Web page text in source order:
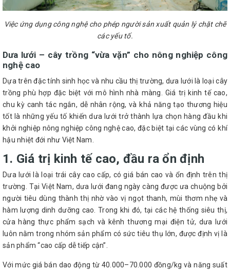
Việc ứng dụng công nghệ cho phép người sản xuất quản lý chặt chẽ
các yếu tố.
Dưa lưới – cây trồng “vừa vặn” cho nông nghiệp công
nghệ cao
Dựa trên đặc tính sinh học và nhu cầu thị trường, dưa lưới là loại cây
trồng phù hợp đặc biệt với mô hình nhà màng. Giá trị kinh tế cao,
chu kỳ canh tác ngắn, dễ nhân rộng, và khả năng tạo thương hiệu
tốt là những yếu tố khiến dưa lưới trở thành lựa chọn hàng đầu khi
khởi nghiệp nông nghiệp công nghệ cao, đặc biệt tại các vùng có khí
hậu nhiệt đới như Việt Nam.
1. Giá trị kinh tế cao, đầu ra ổn định
Dưa lưới là loại trái cây cao cấp, có giá bán cao và ổn định trên thị
trường. Tại Việt Nam, dưa lưới đang ngày càng được ưa chuộng bởi
người tiêu dùng thành thị nhờ vào vị ngọt thanh, mùi thơm nhẹ và
hàm lượng dinh dưỡng cao. Trong khi đó, tại các hệ thống siêu thị,
cửa hàng thực phẩm sạch và kênh thương mại điện tử, dưa lưới
luôn nằm trong nhóm sản phẩm có sức tiêu thụ lớn, được định vị là
sản phẩm “cao cấp dễ tiếp cận”.
Với mức giá bán dao động từ 40.000–70.000 đồng/kg và năng suất